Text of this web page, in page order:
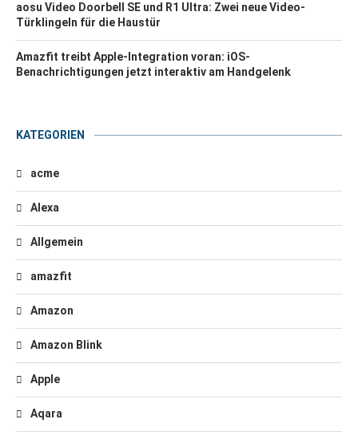
aosu Video Doorbell SE und R1 Ultra: Zwei neue Video-
Türklingeln für die Haustür
Amazfit treibt Apple-Integration voran: iOS-
Benachrichtigungen jetzt interaktiv am Handgelenk
KATEGORIEN
acme
Alexa
Allgemein
amazfit
Amazon
Amazon Blink
Apple
Aqara